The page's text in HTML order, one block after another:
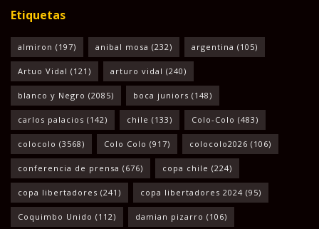
Etiquetas
almiron (197) anibal mosa (232) argentina (105)
Artuo Vidal (121) arturo vidal (240)
blanco y Negro (2085) boca juniors (148)
carlos palacios (142) chile (133) Colo-Colo (483)
colocolo (3568) Colo Colo (917) colocolo2026 (106)
conferencia de prensa (676) copa chile (224)
copa libertadores (241) copa libertadores 2024 (95)
Coquimbo Unido (112) damian pizarro (106)